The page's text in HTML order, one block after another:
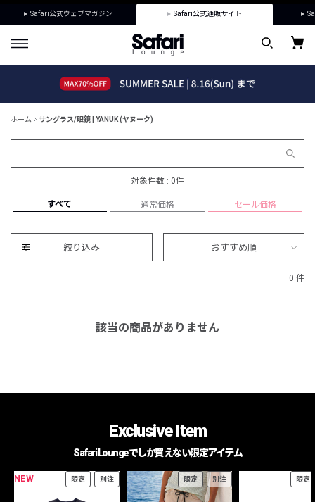
Safari公式ウェブマガジン Safari公式通販サイト
ホーム サングラス/眼鏡 | YANUK (ヤヌーク)
対象件数 : 0件
すべて 通常価格 セール価格
絞り込み おすすめ順
0 件
該当の商品がありません
Exclusive Item
Safari Loungeでしか買えない限定アイテム
NEW 限定 別注 限定 別注 限定